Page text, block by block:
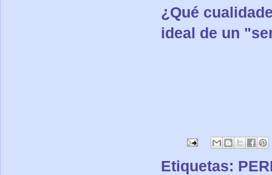
¿Qué
ideal de un
Etiquetas: